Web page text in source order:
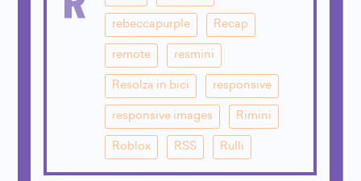
rebeccapurple Recap
remote resmini
Resolza in bici responsive
responsive images Rimini
Roblox RSS Rulli